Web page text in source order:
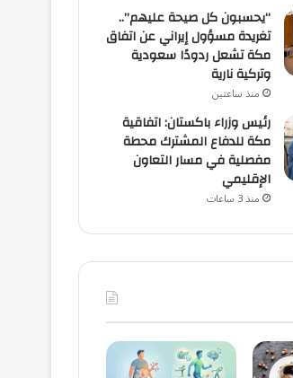
“يحسبون كل صيحة عليهم”..
تغريدة مسؤول إيراني عن اتفاق
مكة تشعل ردودًا سعودية
وتركية نارية
منذ ساعتين
رئيس وزراء باكستان: اتفاقية
مكة للدفاع المشترك محطة
مفصلية في مسار التعاون
الإقليمي
منذ 3 ساعات